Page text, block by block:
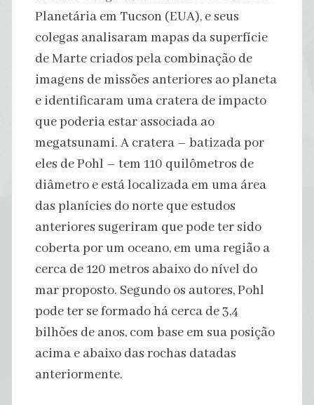
Planetária em Tucson (EUA), e seus
colegas analisaram mapas da superfície
de Marte criados pela combinação de
imagens de missões anteriores ao planeta
e identificaram uma cratera de impacto
que poderia estar associada ao
megatsunami. A cratera – batizada por
eles de Pohl – tem 110 quilômetros de
diâmetro e está localizada em uma área
das planícies do norte que estudos
anteriores sugeriram que pode ter sido
coberta por um oceano, em uma região a
cerca de 120 metros abaixo do nível do
mar proposto. Segundo os autores, Pohl
pode ter se formado há cerca de 3,4
bilhões de anos, com base em sua posição
acima e abaixo das rochas datadas
anteriormente.